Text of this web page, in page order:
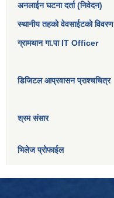
अनलाईन घटना दर्ता (निवेदन)
स्थानीय तहको वेवसाईटको विवरण
ग्रामथान गा.पा IT Officer
डिजिटल आप्रवासन प्राश्चचित्र
श्रम संसार
भिलेज प्रोफाईल